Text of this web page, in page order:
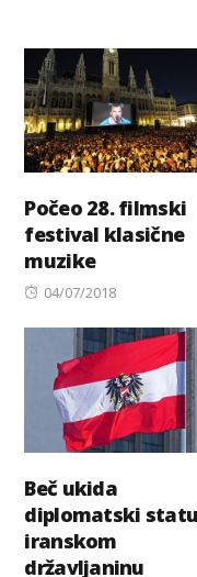
Počeo 28. filmski
festival klasične
muzike
Posted
04/07/2018
Beč ukida
diplomatski
iranskom
državljaninu